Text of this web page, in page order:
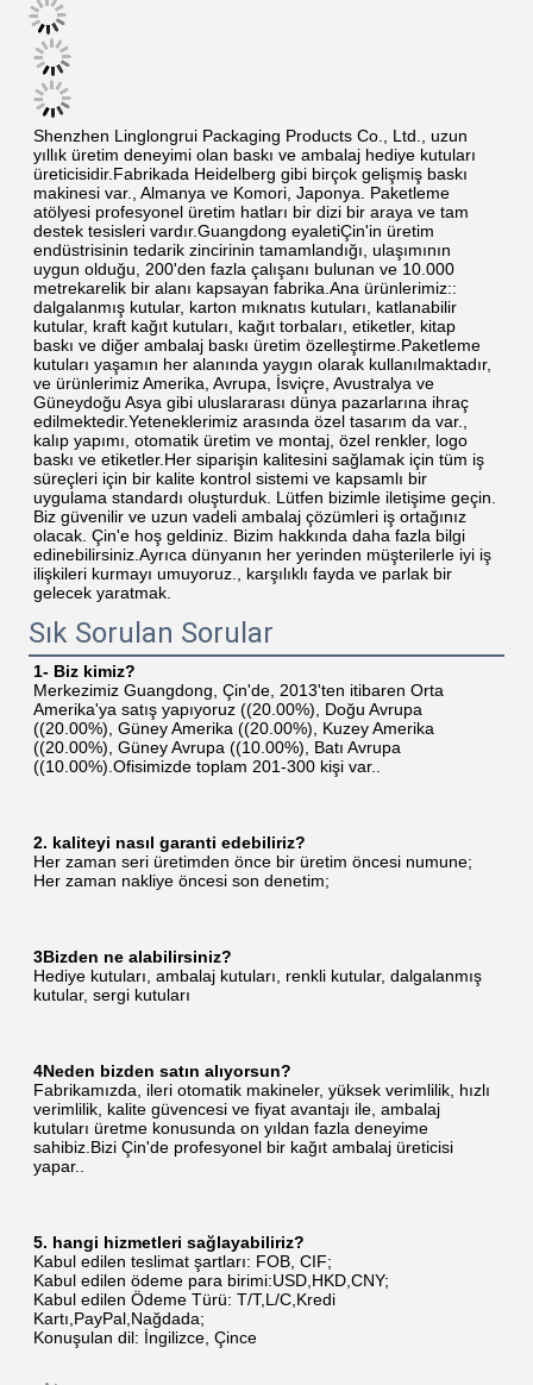
Shenzhen Linglongrui Packaging Products Co., Ltd., uzun
yıllık üretim deneyimi olan baskı ve ambalaj hediye kutuları
üreticisidir.Fabrikada Heidelberg gibi birçok gelişmiş baskı
makinesi var., Almanya ve Komori, Japonya. Paketleme
atölyesi profesyonel üretim hatları bir dizi bir araya ve tam
destek tesisleri vardır.Guangdong eyaletiÇin'in üretim
endüstrisinin tedarik zincirinin tamamlandığı, ulaşımının
uygun olduğu, 200'den fazla çalışanı bulunan ve 10.000
metrekarelik bir alanı kapsayan fabrika.Ana ürünlerimiz::
dalgalanmış kutular, karton mıknatıs kutuları, katlanabilir
kutular, kraft kağıt kutuları, kağıt torbaları, etiketler, kitap
baskı ve diğer ambalaj baskı üretim özelleştirme.Paketleme
kutuları yaşamın her alanında yaygın olarak kullanılmaktadır,
ve ürünlerimiz Amerika, Avrupa, İsviçre, Avustralya ve
Güneydoğu Asya gibi uluslararası dünya pazarlarına ihraç
edilmektedir.Yeteneklerimiz arasında özel tasarım da var.,
kalıp yapımı, otomatik üretim ve montaj, özel renkler, logo
baskı ve etiketler.Her siparişin kalitesini sağlamak için tüm iş
süreçleri için bir kalite kontrol sistemi ve kapsamlı bir
uygulama standardı oluşturduk. Lütfen bizimle iletişime geçin.
Biz güvenilir ve uzun vadeli ambalaj çözümleri iş ortağınız
olacak. Çin'e hoş geldiniz. Bizim hakkında daha fazla bilgi
edinebilirsiniz.Ayrıca dünyanın her yerinden müşterilerle iyi iş
ilişkileri kurmayı umuyoruz., karşılıklı fayda ve parlak bir
gelecek yaratmak.
Sık Sorulan Sorular
1- Biz kimiz?
Merkezimiz Guangdong, Çin'de, 2013'ten itibaren Orta
Amerika'ya satış yapıyoruz ((20.00%), Doğu Avrupa
((20.00%), Güney Amerika ((20.00%), Kuzey Amerika
((20.00%), Güney Avrupa ((10.00%), Batı Avrupa
((10.00%).Ofisimizde toplam 201-300 kişi var..
2. kaliteyi nasıl garanti edebiliriz?
Her zaman seri üretimden önce bir üretim öncesi numune;
Her zaman nakliye öncesi son denetim;
3Bizden ne alabilirsiniz?
Hediye kutuları, ambalaj kutuları, renkli kutular, dalgalanmış
kutular, sergi kutuları
4Neden bizden satın alıyorsun?
Fabrikamızda, ileri otomatik makineler, yüksek verimlilik, hızlı
verimlilik, kalite güvencesi ve fiyat avantajı ile, ambalaj
kutuları üretme konusunda on yıldan fazla deneyime
sahibiz.Bizi Çin'de profesyonel bir kağıt ambalaj üreticisi
yapar..
5. hangi hizmetleri sağlayabiliriz?
Kabul edilen teslimat şartları: FOB, CIF;
Kabul edilen ödeme para birimi:USD,HKD,CNY;
Kabul edilen Ödeme Türü: T/T,L/C,Kredi
Kartı,PayPal,Nağdada;
Konuşulan dil: İngilizce, Çince